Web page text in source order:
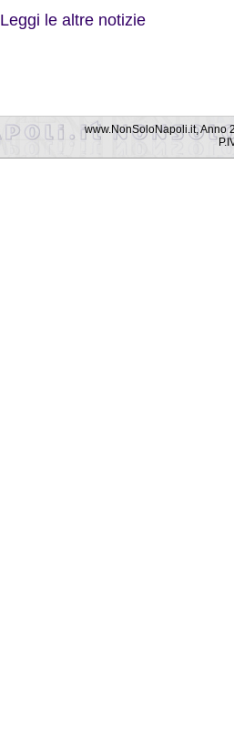
Leggi le altre notizie
www.NonSoloNapoli.it, Anno